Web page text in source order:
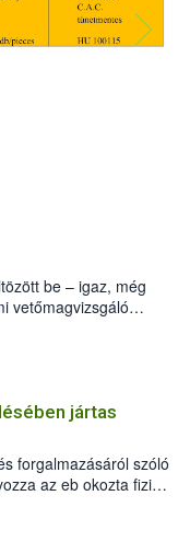
be – igaz, még
vetőmagvizsgáló
Czigler Győző által
jártas
forgalmazásáról szóló
az eb okozta fizikai
felmerülő
eb tartását és annak